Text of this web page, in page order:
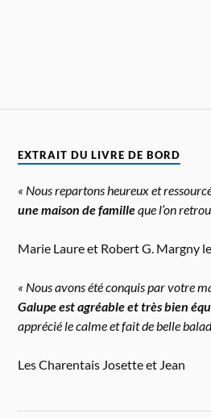
EXTRAIT DU LIVRE DE BORD
« Nous repartons heureux et
une maison de familleque l’on
Marie Laure et Robert G. Margny
« Nous avons été conquis par votre
Galupe est agréable et très bien
apprécié le calme et fait de belle
Les Charentais Josette et Jean